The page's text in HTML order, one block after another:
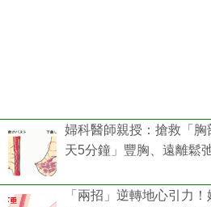
婦科醫師親授：搶救「
天5分鐘」豐胸、遠離鬆
「兩招」逆轉地心引力